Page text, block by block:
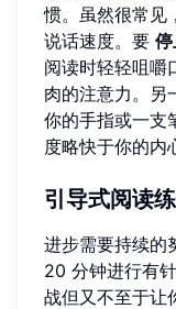
惯。虽然很常见
说话速度。要
阅读时轻轻咀嚼
肉的注意力。另
你的手指或一支
度略快于你的内
引导式阅读
进步需要持续的
20 分钟进行有
战但又不至于让